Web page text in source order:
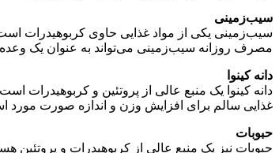
سیب‌زمینی
سیب‌زمینی یکی از مواد غذایی حاوی کربوهیدرات
مصرف روزانه سیب‌زمینی می‌تواند به عنوان یک
دانه کینوا
دانه کینوا یک منبع عالی از پروتئین و
غذایی سالم برای افزایش وزن و اندازه صورت مورد
حبوبات
حبوبات نیز یک منبع عالی از کربوهیدرات و